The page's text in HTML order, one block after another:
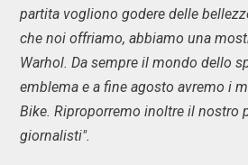
partita vogliono godere delle
che noi offriamo, abbiamo una
Warhol. Da sempre il mondo dello
emblema e a fine agosto avremo i
Bike. Riproporremo inoltre il nostro
giornalisti".